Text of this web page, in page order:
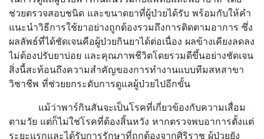
ช่วยตรวจสอบชนิด และขนาดยาที่ผู้ป่วยได้รับ พร้อมกับให้คำ
แนะนำวิธีการใช้ยาอย่างถูกต้องรวมถึงการติดตามอาการ ซึ่ง
ผลลัพธ์ที่ได้ชัดเจนคือผู้ป่วยกินยาได้ต่อเนื่อง ผลข้างเคียงลดลง
ไม่ต้องปรับยาบ่อย และคุณภาพชีวิตโดยรวมดีขึ้นอย่างชัดเจน
สิ่งนี้สะท้อนถึงความสำคัญของการทำงานแบบทีมสหสาขา
วิชาชีพ ที่ช่วยยกระดับการดูแลผู้ป่วยไปอีกขั้น
แม้ว่าพาร์กินสันจะเป็นโรคที่เกี่ยวข้องกับความเสื่อม
ตามวัย แต่ก็ไม่ใช่โรคที่ต้องสิ้นหวัง หากตรวจพบอาการตั้งแต่
ระยะแรกและได้รับการรักษาที่ถูกต้องจากศิริราช ผู้ป่วยยัง